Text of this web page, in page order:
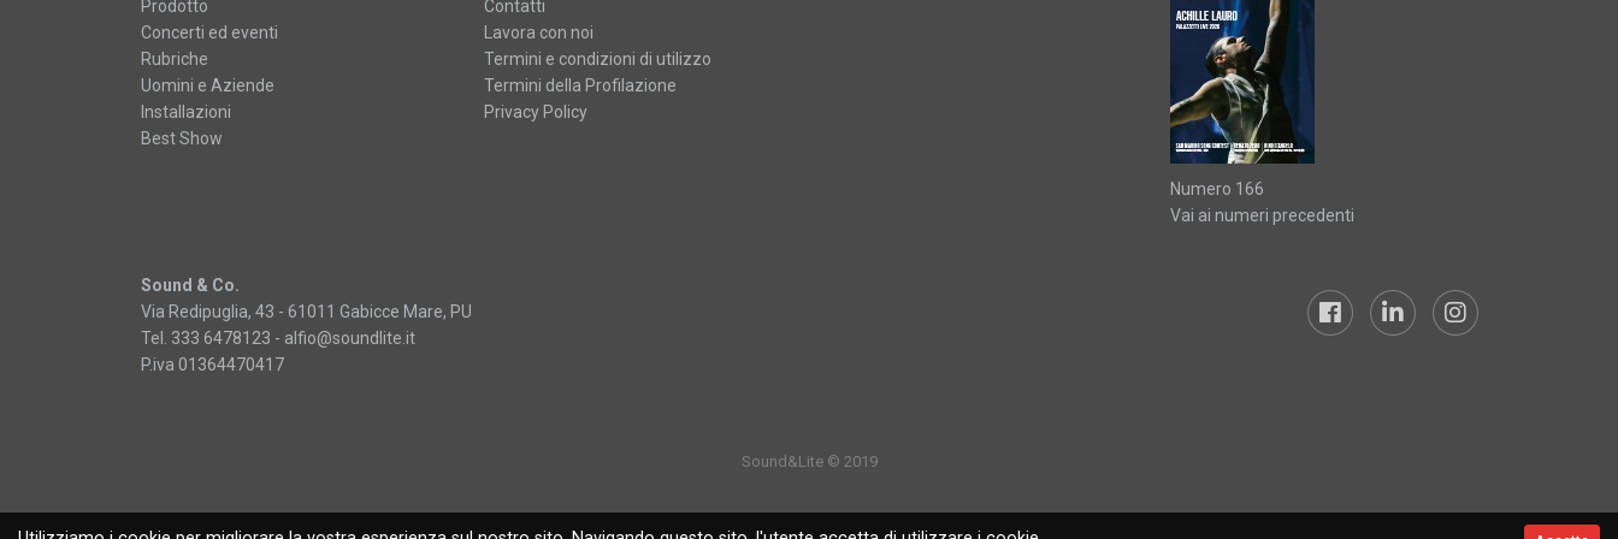
Prodotto
Concerti ed eventi
Rubriche
Uomini e Aziende
Installazioni
Best Show
Contatti
Lavora con noi
Termini e condizioni di utilizzo
Termini della Profilazione
Privacy Policy
Numero 166
Vai ai numeri precedenti
Sound & Co.
Via Redipuglia, 43 - 61011 Gabicce Mare, PU
Tel. 333 6478123 - alfio@soundlite.it
P.iva 01364470417
Sound&Lite © 2019